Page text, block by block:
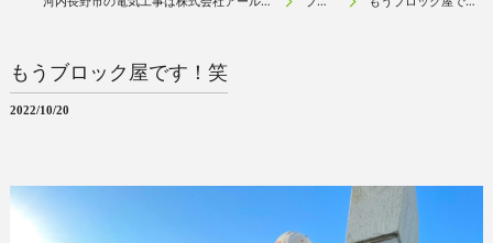
もうブロック屋です！笑
2022/10/20